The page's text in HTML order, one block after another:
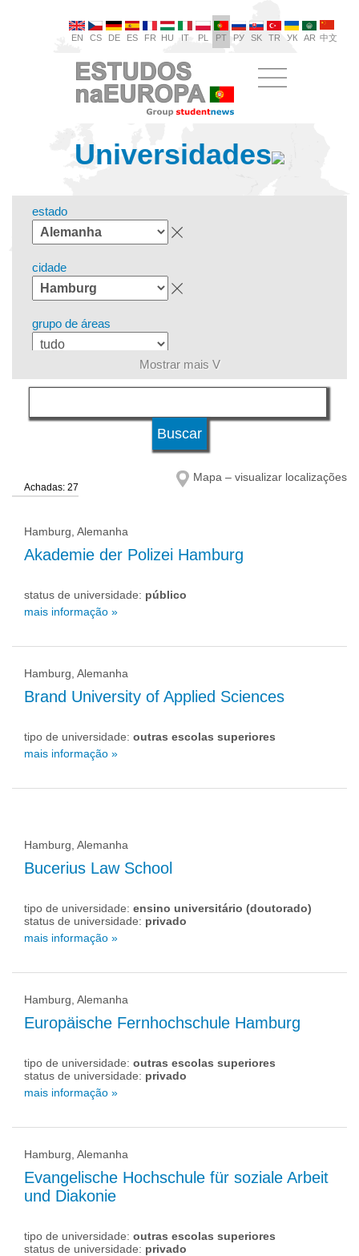
EN CS DE ES FR HU IT PL PT РУ SK TR УК AR 中文
Universidades
estado
cidade
grupo de áreas
língua
qualificação
tipo de universidade
status de universidade
Mostrar mais V
Achadas: 27
Mapa – visualizar localizações
Hamburg, Alemanha
Akademie der Polizei Hamburg
status de universidade: público
mais informação »
Hamburg, Alemanha
Brand University of Applied Sciences
tipo de universidade: outras escolas superiores
mais informação »
Hamburg, Alemanha
Bucerius Law School
tipo de universidade: ensino universitário (doutorado)
status de universidade: privado
mais informação »
Hamburg, Alemanha
Europäische Fernhochschule Hamburg
tipo de universidade: outras escolas superiores
status de universidade: privado
mais informação »
Hamburg, Alemanha
Evangelische Hochschule für soziale Arbeit
und Diakonie
tipo de universidade: outras escolas superiores
status de universidade: privado